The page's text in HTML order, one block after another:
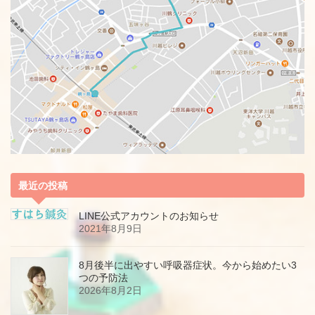
最近の投稿
LINE公式アカウントのお知らせ
2021年8月9日
8月後半に出やすい呼吸器症状。今から始めたい3
つの予防法
2026年8月2日